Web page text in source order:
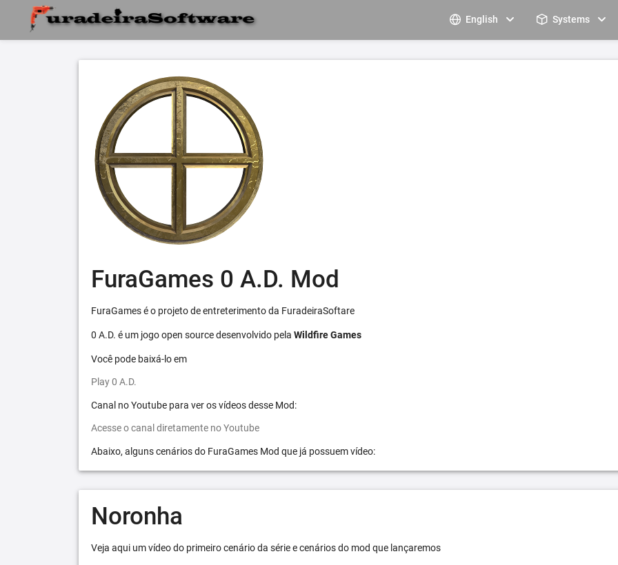
English Systems
FuraGames 0 A.D. Mod
FuraGames é o projeto de entreterimento da FuradeiraSoftare
0 A.D. é um jogo open source desenvolvido pela Wildfire Games
Você pode baixá-lo em
Play 0 A.D.
Canal no Youtube para ver os vídeos desse Mod:
Acesse o canal diretamente no Youtube
Abaixo, alguns cenários do FuraGames Mod que já possuem vídeo:
Noronha
Veja aqui um vídeo do primeiro cenário da série e cenários do mod que lançaremos